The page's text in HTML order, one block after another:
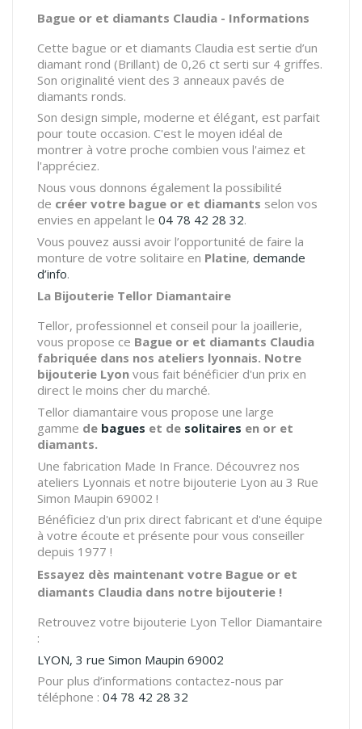
Bague or et diamants Claudia - Informations
Cette bague or et diamants Claudia est sertie d’un
diamant rond (Brillant) de 0,26 ct serti sur 4 griffes.
Son originalité vient des 3 anneaux pavés de
diamants ronds.
Son design simple, moderne et élégant, est parfait
pour toute occasion. C'est le moyen idéal de
montrer à votre proche combien vous l'aimez et
l'appréciez.
Nous vous donnons également la possibilité
de créer votre bague or et diamants selon vos
envies en appelant le 04 78 42 28 32.
Vous pouvez aussi avoir l’opportunité de faire la
monture de votre solitaire en Platine, demande
d’info.
La Bijouterie Tellor Diamantaire
Tellor, professionnel et conseil pour la joaillerie,
vous propose ce Bague or et diamants Claudia
fabriquée dans nos ateliers lyonnais. Notre
bijouterie Lyon vous fait bénéficier d'un prix en
direct le moins cher du marché.
Tellor diamantaire vous propose une large
gamme de bagues et de solitaires en or et
diamants.
Une fabrication Made In France. Découvrez nos
ateliers Lyonnais et notre bijouterie Lyon au 3 Rue
Simon Maupin 69002 !
Bénéficiez d'un prix direct fabricant et d'une équipe
à votre écoute et présente pour vous conseiller
depuis 1977 !
Essayez dès maintenant votre Bague or et
diamants Claudia dans notre bijouterie !
Retrouvez votre bijouterie Lyon Tellor Diamantaire
:
LYON, 3 rue Simon Maupin 69002
Pour plus d’informations contactez-nous par
téléphone : 04 78 42 28 32